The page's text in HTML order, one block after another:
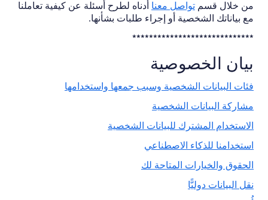
من خلال قسم تواصل معنا أدناه لطرح أسئلة عن كيفية تعاملنا
مع بياناتك الشخصية أو إجراء طلبات بشأنها.
*****************************
بيان الخصوصية
فئات البيانات الشخصية وسبب جمعها واستخدامها
مشاركة البيانات الشخصية
الاستخدام المشترك للبيانات الشخصية
استخدامنا للذكاء الاصطناعي
الحقوق والخيارات المتاحة لك
نقل البيانات دوليًّا